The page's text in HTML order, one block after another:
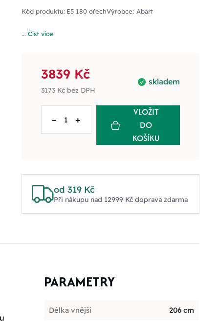
Kód produktu: E5 180 ořechVýrobce: Abart
... Číst více
skladem
3839 Kč
3173 Kčbez DPH
– +
VLOŽIT
DO
KOŠÍKU
od 319 Kč
Při nákupu nad 12999 Kč doprava zdarma
PARAMETRY
Délka vnější 206 cm